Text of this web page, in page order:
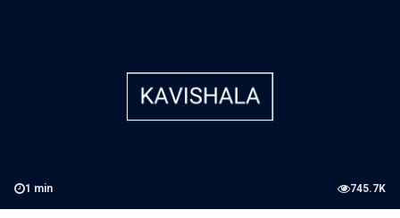
1 min 745.7K